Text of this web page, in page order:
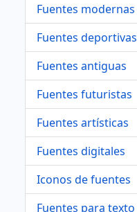
Fuentes modernas
Fuentes deportivas
Fuentes antiguas
Fuentes futuristas
Fuentes artísticas
Fuentes digitales
Iconos de fuentes
Fuentes para texto